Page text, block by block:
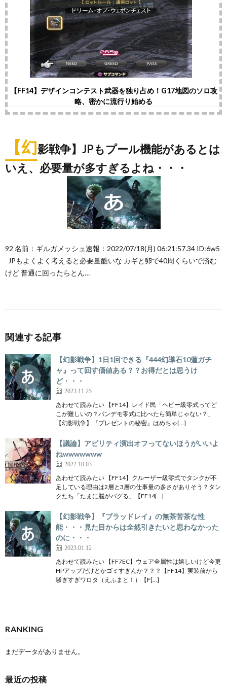
【FF14】デザインコンテスト武器を独り占め！G17地図のソロ攻
略、密かに流行り始める
【幻影戦争】JPもプール機能があるとは
いえ、必要量が多すぎるよね・・・
92 名前：ギルガメッシュ速報：2022/07/18(月) 06:21:57.34 ID:6w5
JPもよくよく考えると必要量酷いな カギと卵で40周くらいで済む
けど 普通に回ったらとん…
関連する記事
【幻影戦争】1日1回できる『444幻導石10蓮ガチ
ャ』って回す価値ある？？お得だとは思うけ
ど・・・
2023.11.25
あわせて読みたい 【FF14】レイド民「ヘビー級零式ってど
こが難しいの？パンデモ零式に比べたら簡単じゃない？」
【幻影戦争】『プレゼントの秘密』はめちゃ[…]
【議論】アビリティ演出オフってないほうがいいよ
ねwwwwwww
2022.10.03
あわせて読みたい 【FF14】クルーザー級零式でタンクが不
足している理由は2層と3層の仕事量の多さがありそう？タン
クたち「たまに脳がバグる」【FF14[…]
【幻影戦争】『ブラッドレイ』の無茶苦茶な性
能・・・見た目からは全然引きたいと思わなかった
のに・・・
2023.01.12
あわせて読みたい 【FF7EC】ウェア全属性は嬉しいけど今更
HPアップだけとかゴミすぎんか？？？【FF14】実装前から
騒ぎすぎワロタ（えふまと！）【F[…]
RANKING
まだデータがありません。
最近の投稿